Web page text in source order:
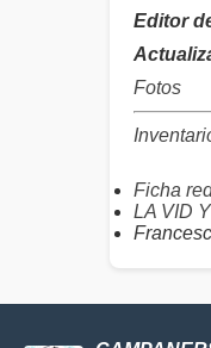
Editor
Fotos
Ficha
LA VID